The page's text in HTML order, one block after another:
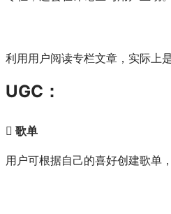
利用用户阅读专栏文章，实际上
UGC：
 歌单
用户可根据自己的喜好创建歌单